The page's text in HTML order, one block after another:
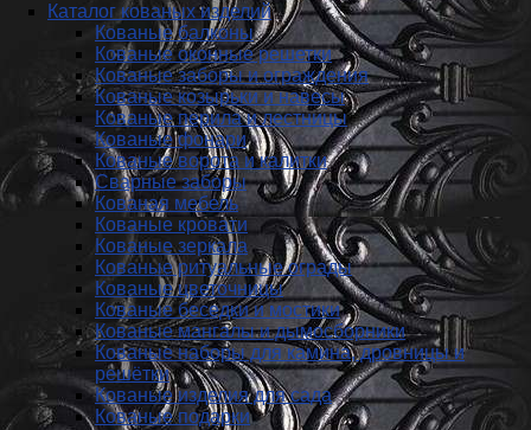
Каталог кованых изделий
Кованые балконы
Кованые оконные решетки
Кованые заборы и ог­ражде­ния
Кованые козырьки и навесы
Кованые перила и лестницы
Кованые фонари
Кованые ворота и калитки
Сварные заборы
Кованая мебель
Кованые кровати
Кованые зеркала
Кованые ритуальные ограды
Кованые цветочницы
Кованые беседки и мостики
Кованые мангалы и дымосборники
Кованые наборы для камина, дровницы и
решётки
Кованые изделия для сада
Кованые подарки